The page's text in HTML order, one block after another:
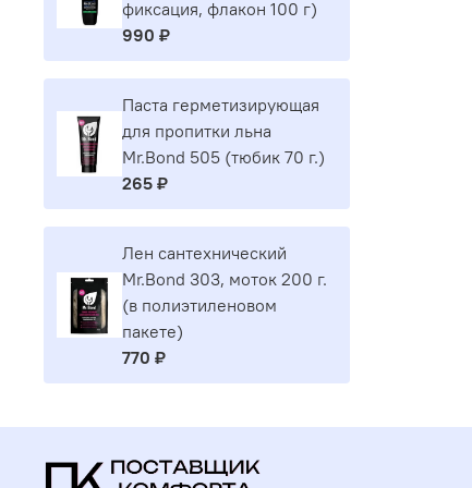
фиксация, флакон 100 г)
990 ₽
Паста герметизирующая
для пропитки льна
Mr.Bond 505 (тюбик 70 г.)
265 ₽
Лен сантехнический
Mr.Bond 303, моток 200 г.
(в полиэтиленовом
пакете)
770 ₽